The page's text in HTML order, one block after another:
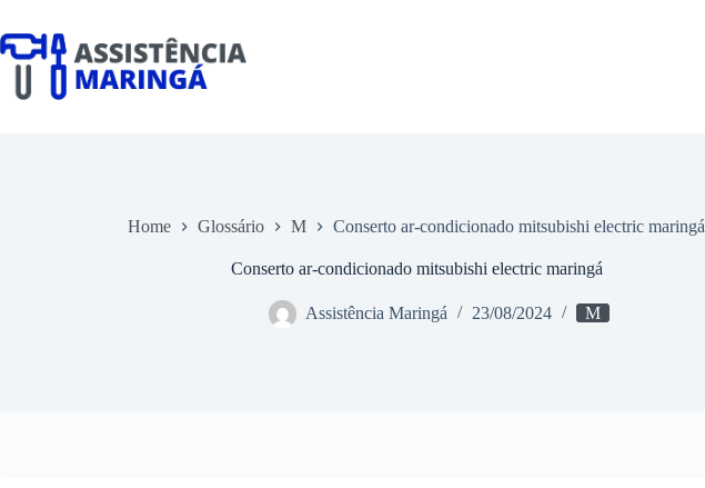
o
conteúdo
Home Glossário M Conserto ar-condicionado mitsubishi electric maringá
Conserto ar-condicionado mitsubishi electric maringá
Assistência Maringá 23/08/2024 M